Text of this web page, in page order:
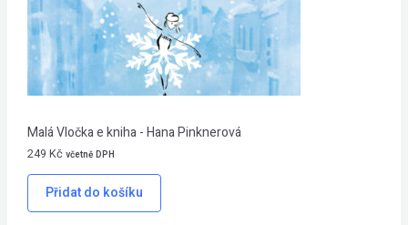
Malá Vločka e kniha - Hana Pinknerová
249 Kč včetně DPH
Přidat do košíku